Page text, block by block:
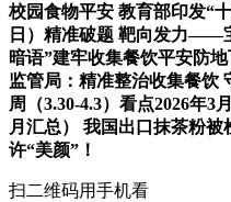
校园食物平安 教育部印发“
日）精准破题 靶向发力——
暗语”建牢收集餐饮平安防
监管局：精准整治收集餐饮
周（3.30-4.3）看点2026年
月汇总） 我国出口抹茶粉
许“美颜”！
扫二维码用手机看